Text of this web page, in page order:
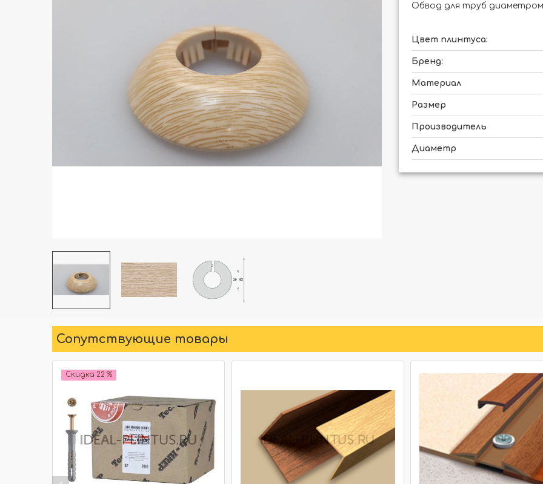
Обвод для труб
Цвет плинтуса:
Бренд:
Материал
Размер
Производитель
Диаметр
Сопутствующие товары
Скидка 22 %